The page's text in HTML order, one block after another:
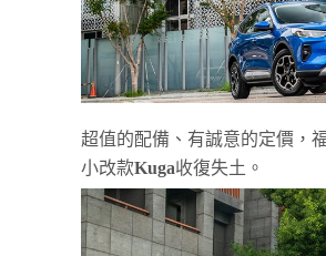
超值的配備、有誠意的定價，
小改款Kuga收復失土。